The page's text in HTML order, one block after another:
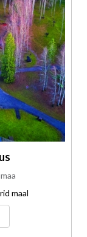
maal